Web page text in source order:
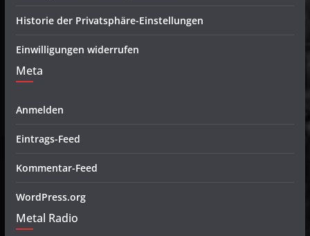
Historie der Privatsphäre-Einstellungen
Einwilligungen widerrufen
Meta
Anmelden
Eintrags-Feed
Kommentar-Feed
WordPress.org
Metal Radio